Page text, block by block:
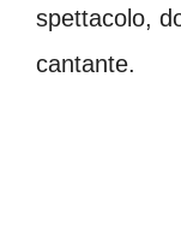
spettacolo,
cantante.